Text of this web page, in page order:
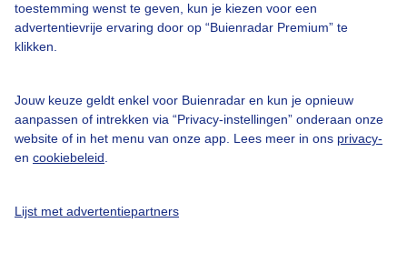
toestemming wenst te geven, kun je kiezen voor een
advertentievrije ervaring door op “Buienradar Premium” te
klikken.
Jouw keuze geldt enkel voor Buienradar en kun je opnieuw
aanpassen of intrekken via “Privacy-instellingen” onderaan onze
website of in het menu van onze app. Lees meer in ons privacy-
en cookiebeleid
Lijst met advertentiepartners
Gebruikersvoorwaarden
Adverteren
Privacy beleid
Cookie beleid